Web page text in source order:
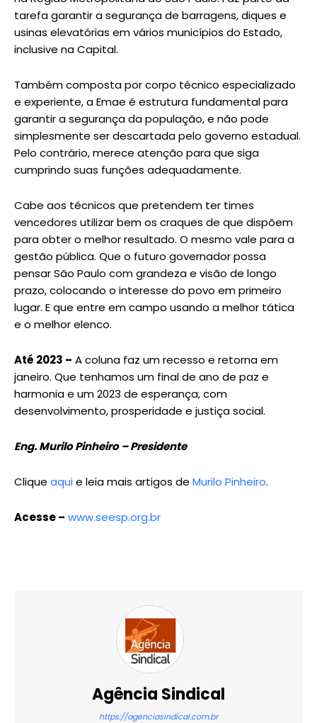
tarefa garantir a segurança de barragens, diques e
usinas elevatórias em vários municípios do Estado,
inclusive na Capital.
Também composta por corpo técnico especializado
e experiente, a Emae é estrutura fundamental para
garantir a segurança da população, e não pode
simplesmente ser descartada pelo governo estadual.
Pelo contrário, merece atenção para que siga
cumprindo suas funções adequadamente.
Cabe aos técnicos que pretendem ter times
vencedores utilizar bem os craques de que dispõem
para obter o melhor resultado. O mesmo vale para a
gestão pública. Que o futuro governador possa
pensar São Paulo com grandeza e visão de longo
prazo, colocando o interesse do povo em primeiro
lugar. E que entre em campo usando a melhor tática
e o melhor elenco.
Até 2023 – A coluna faz um recesso e retorna em
janeiro. Que tenhamos um final de ano de paz e
harmonia e um 2023 de esperança, com
desenvolvimento, prosperidade e justiça social.
Eng. Murilo Pinheiro – Presidente
Clique aquie leia mais artigos de Murilo Pinheiro.
Acesse – www.seesp.org.br
Agência Sindical
https://agenciasindical.com.br